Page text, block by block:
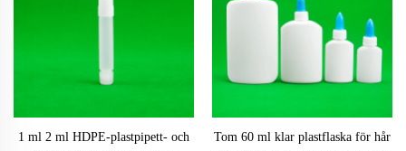
1 ml 2 ml HDPE-plastpipett- och
Tom 60 ml klar plastflaska för hår